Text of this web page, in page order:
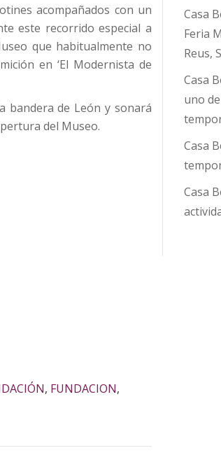
acompañados con un
este recorrido especial a
que habitualmente no
en ‘El Modernista de
bandera de León y sonará
del Museo.
, FUNDACION,
Casa
Feria
Reus,
Casa
uno
Casa
Casa